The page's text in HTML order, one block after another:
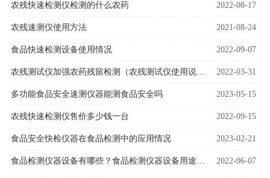
农残快速检测仪检测的什么农药 2022-08-17
农残速测仪使用方法 2021-08-24
食品快速检测设备使用情况 2022-09-07
农残测试仪加强农药残留检测（农残测试仪使用说明） 2022-03-31
多功能食品安全速测仪器能测食品安全吗 2023-05-15
农残快速检测仪售价多少钱一台 2022-09-15
食品安全快检仪器在食品检测中的应用情况 2023-02-21
食品检测仪器设备有哪些？食品检测仪器设备用途是什么 2022-06-07